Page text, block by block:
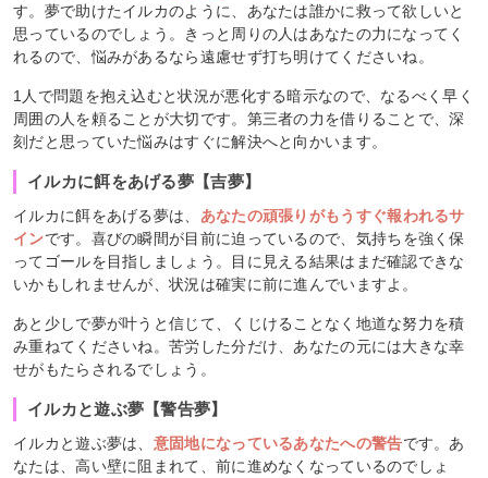
す。夢で助けたイルカのように、あなたは誰かに救って欲しいと
思っているのでしょう。きっと周りの人はあなたの力になってく
れるので、悩みがあるなら遠慮せず打ち明けてくださいね。
1人で問題を抱え込むと状況が悪化する暗示なので、なるべく早く
周囲の人を頼ることが大切です。第三者の力を借りることで、深
刻だと思っていた悩みはすぐに解決へと向かいます。
イルカに餌をあげる夢【吉夢】
イルカに餌をあげる夢は、 あなたの頑張りがもうすぐ報われるサ
インです。喜びの瞬間が目前に迫っているので、気持ちを強く保
ってゴールを目指しましょう。目に見える結果はまだ確認できな
いかもしれませんが、状況は確実に前に進んでいますよ。
あと少しで夢が叶うと信じて、くじけることなく地道な努力を積
み重ねてくださいね。苦労した分だけ、あなたの元には大きな幸
せがもたらされるでしょう。
イルカと遊ぶ夢【警告夢】
イルカと遊ぶ夢は、 意固地になっているあなたへの警告です。あ
なたは、高い壁に阻まれて、前に進めなくなっているのでしょ